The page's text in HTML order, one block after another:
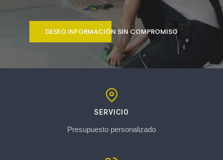
DESEO INFORMACIÓN SIN COMPROMISO
SERVICIO
Presupuesto personalizado